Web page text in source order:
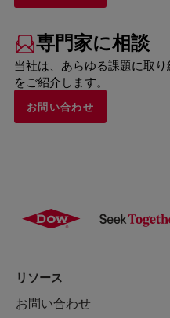
専門家に相談
当社は、あらゆる課題に取
をご紹介します。
お問い合わせ
リソース
お問い合わせ